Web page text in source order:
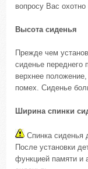
вопросу Вас
Высота сиденья
Прежде чем
сиденье переднего
верхнее
помех. Сиденье
Ширина спинки
Спинка сиденья
После установки
функцией памяти и